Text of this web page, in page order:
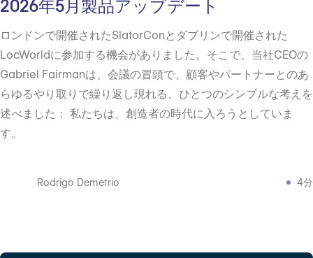
2026年5月製品アップデート
ロンドンで開催されたSlatorConとダブリンで開催された
LocWorldに参加する機会がありました。そこで、当社CEOの
Gabriel Fairmanは、会議の冒頭で、顧客やパートナーとのあ
らゆるやり取りで繰り返し現れる、ひとつのシンプルな考えを
述べました： 私たちは、創造者の時代に入ろうとしていま
す。
Rodrigo Demetrio 4分